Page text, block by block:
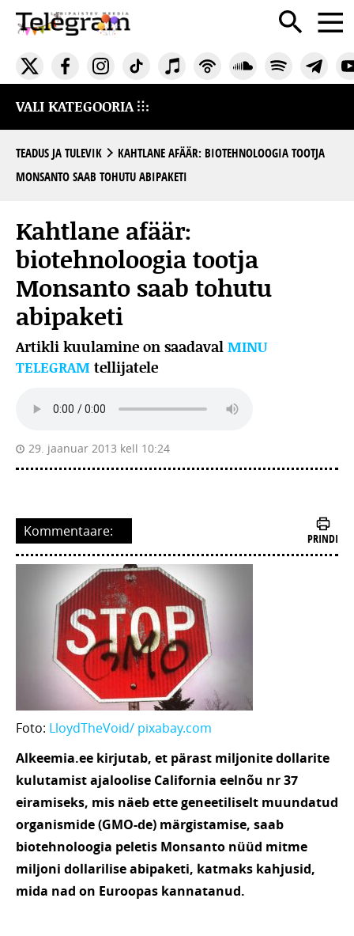
VALI KATEGOORIA
TEADUS JA TULEVIK
KAHTLANE AFÄÄR: BIOTEHNOLOOGIA TOOTJA
MONSANTO SAAB TOHUTU ABIPAKETI
Kahtlane afäär:
biotehnoloogia tootja
Monsanto saab tohutu
abipaketi
Artikli kuulamine on saadaval MINU
TELEGRAM tellijatele
29. jaanuar 2013 kell 10:24
Kommentaare: PRINDI
Foto: LloydTheVoid/ pixabay.com
Alkeemia.ee kirjutab, et pärast miljonite dollarite
kulutamist ajaloolise California eelnõu nr 37
eiramiseks, mis näeb ette geneetiliselt muundatud
organismide (GMO-de) märgistamise, saab
biotehnoloogia peletis Monsanto nüüd mitme
miljoni dollarilise abipaketi, katmaks kahjusid,
mida nad on Euroopas kannatanud.